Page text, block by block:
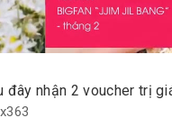
nhận 2 voucher trị